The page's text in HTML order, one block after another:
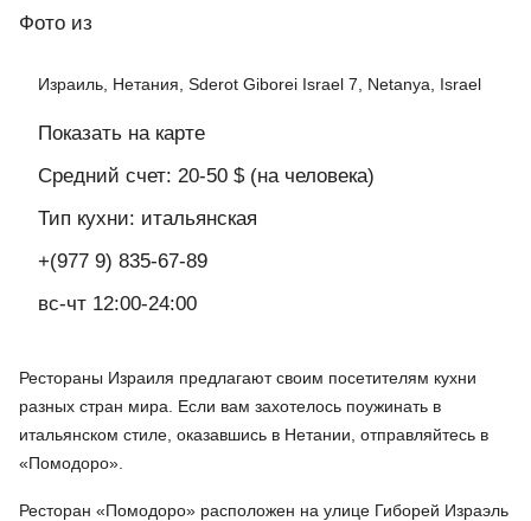
Фото из
Израиль, Нетания, Sderot Giborei Israel 7, Netanya, Israel
Показать на карте
Средний счет: 20-50 $ (на человека)
Тип кухни: итальянская
+(977 9) 835-67-89
вс-чт 12:00-24:00
Рестораны Израиля предлагают своим посетителям кухни
разных стран мира. Если вам захотелось поужинать в
итальянском стиле, оказавшись в Нетании, отправляйтесь в
«Помодоро».
Ресторан «Помодоро» расположен на улице Гиборей Израэль